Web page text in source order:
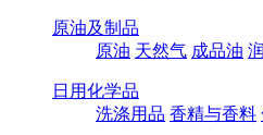
原油及制品
原油 天然气 成品油
日用化学品
洗涤用品 香精与香料